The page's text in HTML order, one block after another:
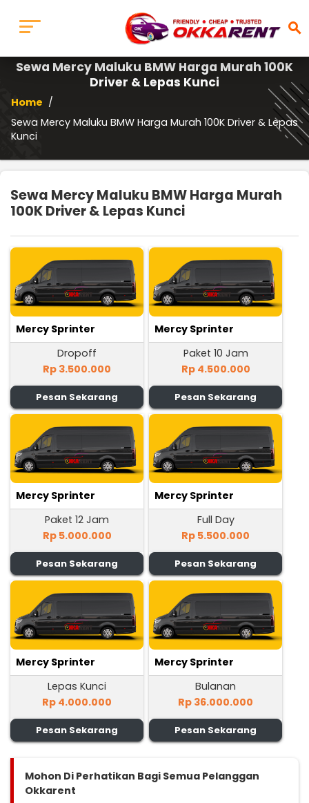
search
Sewa Mercy Maluku BMW Harga Murah 100K
Driver & Lepas Kunci
Home /
Sewa Mercy Maluku BMW Harga Murah 100K Driver & Lepas
Kunci
Sewa Mercy Maluku BMW Harga Murah
100K Driver & Lepas Kunci
Mercy Sprinter
Dropoff
Rp 3.500.000
Pesan Sekarang
Mercy Sprinter
Paket 10 Jam
Rp 4.500.000
Pesan Sekarang
Mercy Sprinter
Paket 12 Jam
Rp 5.000.000
Pesan Sekarang
Mercy Sprinter
Full Day
Rp 5.500.000
Pesan Sekarang
Mercy Sprinter
Lepas Kunci
Rp 4.000.000
Pesan Sekarang
Mercy Sprinter
Bulanan
Rp 36.000.000
Pesan Sekarang
Mohon Di Perhatikan Bagi Semua Pelanggan
Okkarent